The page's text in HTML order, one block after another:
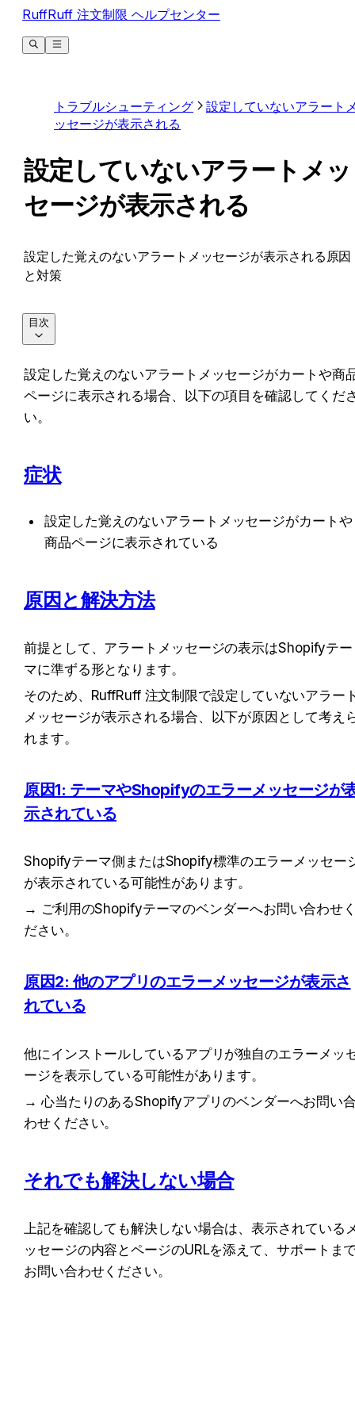
RuffRuff 注文制限 ヘルプセンター
トラブルシューティング
設定していないアラート
ッセージが表示される
設定していないアラートメッ
セージが表示される
設定した覚えのないアラートメッセージが表示される原因
と対策
設定した覚えのないアラートメッセージがカートや商
ページに表示される場合、以下の項目を確認してくだ
い。
症状
設定した覚えのないアラートメッセージがカートや
商品ページに表示されている
原因と解決方法
前提として、アラートメッセージの表示はShopifyテー
マに準ずる形となります。
そのため、RuffRuff 注文制限で設定していないアラー
メッセージが表示される場合、以下が原因として考え
れます。
原因1: テーマやShopifyのエラーメッセージが
示されている
Shopifyテーマ側またはShopify標準のエラーメッセー
が表示されている可能性があります。
→ ご利用のShopifyテーマのベンダーへお問い合わせ
ださい。
原因2: 他のアプリのエラーメッセージが表示さ
れている
他にインストールしているアプリが独自のエラーメッ
ージを表示している可能性があります。
→ 心当たりのあるShopifyアプリのベンダーへお問い
わせください。
それでも解決しない場合
上記を確認しても解決しない場合は、表示されている
ッセージの内容とページのURLを添えて、サポートま
お問い合わせください。
目次